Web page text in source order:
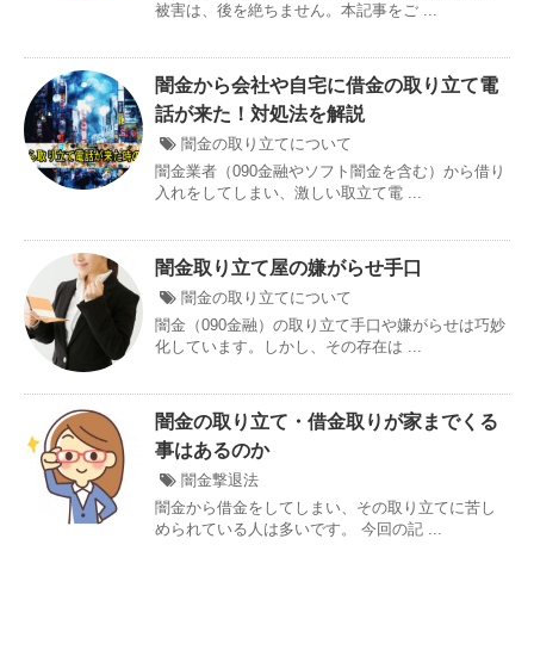
被害は、後を絶ちません。本記事をご ...
闇金から会社や自宅に借金の取り立て電
話が来た！対処法を解説
闇金の取り立てについて
闇金業者（090金融やソフト闇金を含む）から借り
入れをしてしまい、激しい取立て電 ...
闇金取り立て屋の嫌がらせ手口
闇金の取り立てについて
闇金（090金融）の取り立て手口や嫌がらせは巧妙
化しています。しかし、その存在は ...
闇金の取り立て・借金取りが家までくる
事はあるのか
闇金撃退法
闇金から借金をしてしまい、その取り立てに苦し
められている人は多いです。 今回の記 ...